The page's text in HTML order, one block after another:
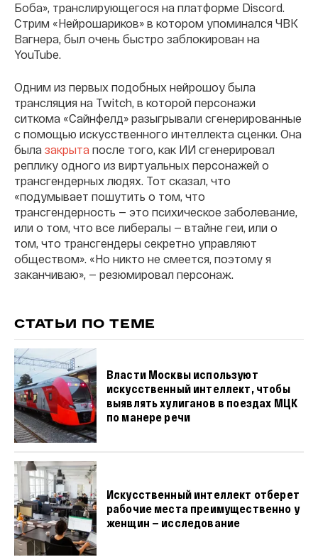
Боба», транслирующегося на платформе Discord.
Стрим «Нейрошариков» в котором упоминался ЧВК
Вагнера, был очень быстро заблокирован на
YouTube.
Одним из первых подобных нейрошоу была
трансляция на Twitch, в которой персонажи
ситкома «Сайнфелд» разыгрывали сгенерированные
с помощью искусственного интеллекта сценки. Она
была закрыта после того, как ИИ сгенерировал
реплику одного из виртуальных персонажей о
трансгендерных людях. Тот сказал, что
«подумывает пошутить о том, что
трансгендерность — это психическое заболевание,
или о том, что все либералы — втайне геи, или о
том, что трансгендеры секретно управляют
обществом». «Но никто не смеется, поэтому я
заканчиваю», — резюмировал персонаж.
СТАТЬИ ПО ТЕМЕ
Власти Москвы используют
искусственный интеллект, чтобы
выявлять хулиганов в поездах МЦК
по манере речи
Искусственный интеллект отберет
рабочие места преимущественно у
женщин — исследование